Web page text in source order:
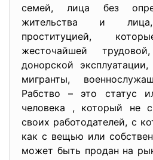
семей, лица без
жительства и
проституцией,
жесточайшей
донорской
мигранты,
Рабство – это статус
человека , который не
своих работодателей, с
как с вещью или
может быть продан на